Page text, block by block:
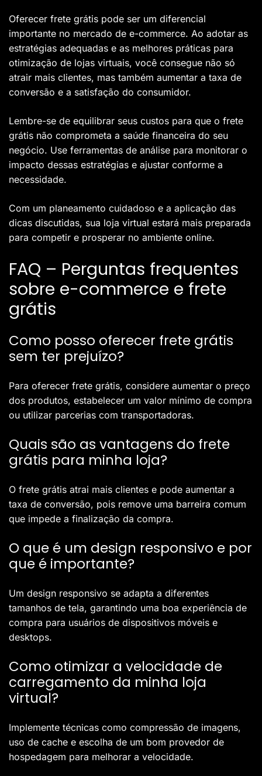
Oferecer frete grátis pode ser um diferencial
importante no mercado de e-commerce. Ao adotar as
estratégias adequadas e as melhores práticas para
otimização de lojas virtuais, você consegue não só
atrair mais clientes, mas também aumentar a taxa de
conversão e a satisfação do consumidor.
Lembre-se de equilibrar seus custos para que o frete
grátis não comprometa a saúde financeira do seu
negócio. Use ferramentas de análise para monitorar o
impacto dessas estratégias e ajustar conforme a
necessidade.
Com um planeamento cuidadoso e a aplicação das
dicas discutidas, sua loja virtual estará mais preparada
para competir e prosperar no ambiente online.
FAQ – Perguntas frequentes
sobre e-commerce e frete
grátis
Como posso oferecer frete grátis
sem ter prejuízo?
Para oferecer frete grátis, considere aumentar o preço
dos produtos, estabelecer um valor mínimo de compra
ou utilizar parcerias com transportadoras.
Quais são as vantagens do frete
grátis para minha loja?
O frete grátis atrai mais clientes e pode aumentar a
taxa de conversão, pois remove uma barreira comum
que impede a finalização da compra.
O que é um design responsivo e por
que é importante?
Um design responsivo se adapta a diferentes
tamanhos de tela, garantindo uma boa experiência de
compra para usuários de dispositivos móveis e
desktops.
Como otimizar a velocidade de
carregamento da minha loja
virtual?
Implemente técnicas como compressão de imagens,
uso de cache e escolha de um bom provedor de
hospedagem para melhorar a velocidade.